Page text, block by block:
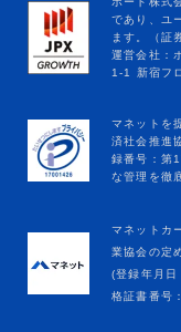
マネットカ
業協会の定
(登録年月
格証書番号